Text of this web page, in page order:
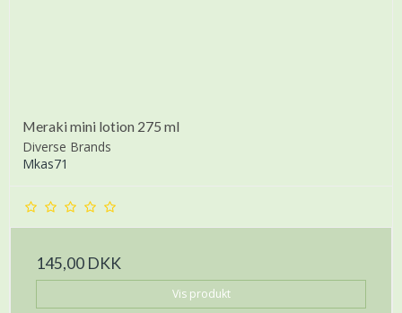
Meraki mini lotion 275 ml
Diverse Brands
Mkas71
145,00 DKK
Vis produkt